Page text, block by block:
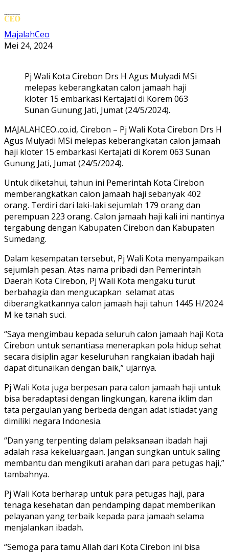
MajalahCeo
Mei 24, 2024
Pj Wali Kota Cirebon Drs H Agus Mulyadi MSi
melepas keberangkatan calon jamaah haji
kloter 15 embarkasi Kertajati di Korem 063
Sunan Gunung Jati, Jumat (24/5/2024).
MAJALAHCEO..co.id, Cirebon – Pj Wali Kota Cirebon Drs H
Agus Mulyadi MSi melepas keberangkatan calon jamaah
haji kloter 15 embarkasi Kertajati di Korem 063 Sunan
Gunung Jati, Jumat (24/5/2024).
Untuk diketahui, tahun ini Pemerintah Kota Cirebon
memberangkatkan calon jamaah haji sebanyak 402
orang. Terdiri dari laki-laki sejumlah 179 orang dan
perempuan 223 orang. Calon jamaah haji kali ini nantinya
tergabung dengan Kabupaten Cirebon dan Kabupaten
Sumedang.
Dalam kesempatan tersebut, Pj Wali Kota menyampaikan
sejumlah pesan. Atas nama pribadi dan Pemerintah
Daerah Kota Cirebon, Pj Wali Kota mengaku turut
berbahagia dan mengucapkan selamat atas
diberangkatkannya calon jamaah haji tahun 1445 H/2024
M ke tanah suci.
“Saya mengimbau kepada seluruh calon jamaah haji Kota
Cirebon untuk senantiasa menerapkan pola hidup sehat
secara disiplin agar keseluruhan rangkaian ibadah haji
dapat ditunaikan dengan baik,” ujarnya.
Pj Wali Kota juga berpesan para calon jamaah haji untuk
bisa beradaptasi dengan lingkungan, karena iklim dan
tata pergaulan yang berbeda dengan adat istiadat yang
dimiliki negara Indonesia.
“Dan yang terpenting dalam pelaksanaan ibadah haji
adalah rasa kekeluargaan. Jangan sungkan untuk saling
membantu dan mengikuti arahan dari para petugas haji,”
tambahnya.
Pj Wali Kota berharap untuk para petugas haji, para
tenaga kesehatan dan pendamping dapat memberikan
pelayanan yang terbaik kepada para jamaah selama
menjalankan ibadah.
“Semoga para tamu Allah dari Kota Cirebon ini bisa